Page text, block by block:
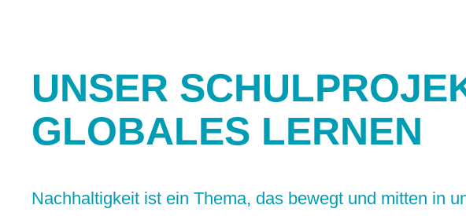
UNSER
GLOBALES LERNEN
Nachhaltigkeit ist ein Thema, das bewegt und mitten in